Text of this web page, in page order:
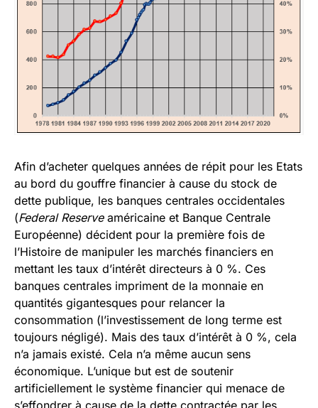
Afin d’acheter quelques années de répit pour les Etats
au bord du gouffre financier à cause du stock de
dette publique, les banques centrales occidentales
(Federal Reserveaméricaine et Banque Centrale
Européenne) décident pour la première fois de
l’Histoire de manipuler les marchés financiers en
mettant les taux d’intérêt directeurs à 0 %. Ces
banques centrales impriment de la monnaie en
quantités gigantesques pour relancer la
consommation (l’investissement de long terme est
toujours négligé). Mais des taux d’intérêt à 0 %, cela
n’a jamais existé. Cela n’a même aucun sens
économique. L’unique but est de soutenir
artificiellement le système financier qui menace de
s’effondrer à cause de la dette contractée par les